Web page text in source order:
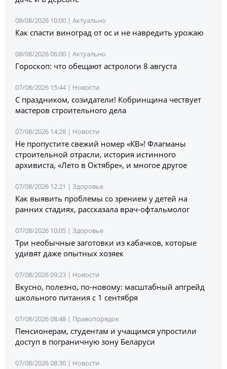
08/08/2026 10:00 | Актуально
Как спасти виноград от ос и не навредить урожаю
08/08/2026 06:00 | Актуально
Гороскоп: что обещают астрологи 8 августа
07/08/2026 15:44 | Новости
С праздником, созидатели! Кобринщина чествует
мастеров строительного дела
07/08/2026 14:28 | Новости
Не пропустите свежий номер «КВ»! Флагманы
строительной отрасли, история истинного
архивиста, «Лето в Октябре», и многое другое
07/08/2026 12:21 | Здоровье
Как выявить проблемы со зрением у детей на
ранних стадиях, рассказала врач-офтальмолог
07/08/2026 10:05 | Здоровье
Три необычные заготовки из кабачков, которые
удивят даже опытных хозяек
07/08/2026 09:23 | Новости
Вкусно, полезно, по-новому: масштабный апгрейд
школьного питания с 1 сентября
07/08/2026 08:48 | Правопорядок
Пенсионерам, студентам и учащимся упростили
доступ в пограничную зону Беларуси
07/08/2026 08:30 | Новости